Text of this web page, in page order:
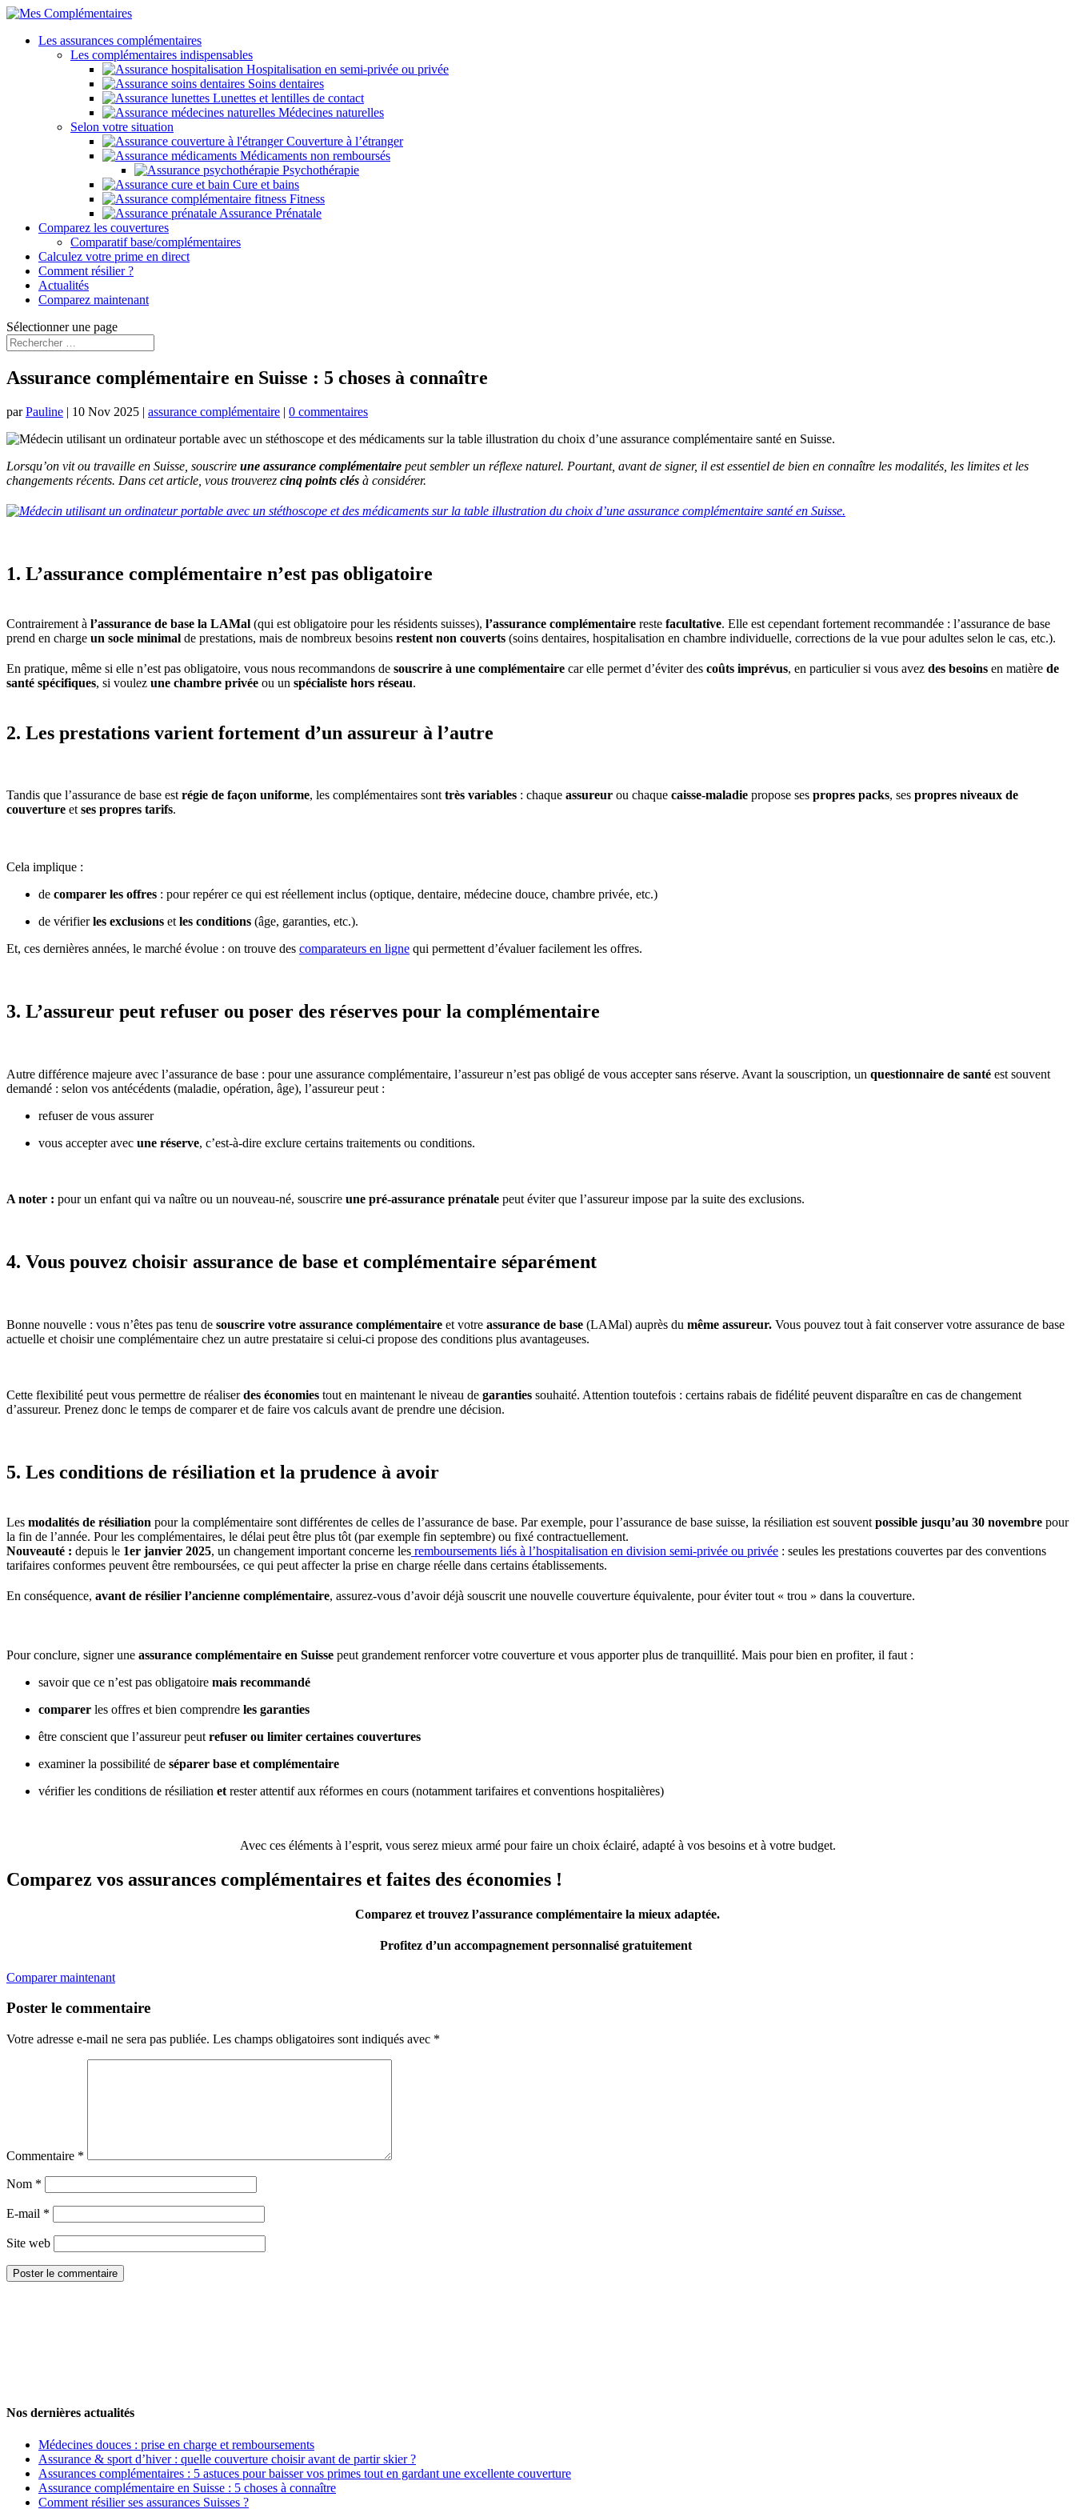
Les assurances complémentaires
Les complémentaires indispensables
Hospitalisation en semi-privée ou privée
Soins dentaires
Lunettes et lentilles de contact
Médecines naturelles
Selon votre situation
Couverture à l’étranger
Médicaments non remboursés
Psychothérapie
Cure et bains
Fitness
Assurance Prénatale
Comparez les couvertures
Comparatif base/complémentaires
Calculez votre prime en direct
Comment résilier ?
Actualités
Comparez maintenant
Sélectionner une page
Assurance complémentaire en Suisse : 5 choses à connaître
parPauline | 10 Nov 2025 | assurance complémentaire | 0 commentaires
Lorsqu’on vit ou travaille en Suisse, souscrire une assurance complémentaire peut sembler un réflexe naturel. Pourtant, avant de signer, il est essentiel de bien en connaître les modalités, les limites et les
changements récents. Dans cet article, vous trouverez cinq points clés à considérer.
1. L’assurance complémentaire n’est pas obligatoire
Contrairement à l’assurance de base la LAMal (qui est obligatoire pour les résidents suisses), l’assurance complémentaire reste facultative. Elle est cependant fortement recommandée : l’assurance de base
prend en charge un socle minimal de prestations, mais de nombreux besoins restent non couverts (soins dentaires, hospitalisation en chambre individuelle, corrections de la vue pour adultes selon le cas, etc.).
En pratique, même si elle n’est pas obligatoire, vous nous recommandons de souscrire à une complémentaire car elle permet d’éviter des coûts imprévus, en particulier si vous avez des besoins en matière de
santé spécifiques, si voulez une chambre privée ou un spécialiste hors réseau.
2. Les prestations varient fortement d’un assureur à l’autre
Tandis que l’assurance de base estrégie de façon uniforme, les complémentaires sonttrès variables : chaque assureur ou chaque caisse-maladie propose ses propres packs, ses propres niveaux de
couverture etses propres tarifs.
Cela implique :
de comparer les offres : pour repérer ce qui est réellement inclus (optique, dentaire, médecine douce, chambre privée, etc.)
de vérifierles exclusions etles conditions (âge, garanties, etc.).
Et, ces dernières années, le marché évolue : on trouve des comparateurs en ligne qui permettent d’évaluer facilement les offres.
3. L’assureur peut refuser ou poser des réserves pour la complémentaire
Autre différence majeure avec l’assurance de base : pour une assurance complémentaire, l’assureur n’est pas obligé de vous accepter sans réserve. Avant la souscription, un questionnaire de santé est souvent
demandé : selon vos antécédents (maladie, opération, âge), l’assureur peut :
refuser de vous assurer
vous accepter avec une réserve, c’est-à-dire exclure certains traitements ou conditions.
A noter : pour un enfant qui va naître ou un nouveau-né, souscrire une pré-assurance prénatale peut éviter que l’assureur impose par la suite des exclusions.
4. Vous pouvez choisir assurance de base et complémentaire séparément
Bonne nouvelle : vous n’êtes pas tenu de souscrire votre assurance complémentaire et votre assurance de base (LAMal) auprès du même assureur. Vous pouvez tout à fait conserver votre assurance de base
actuelle et choisir une complémentaire chez un autre prestataire si celui-ci propose des conditions plus avantageuses.
Cette flexibilité peut vous permettre de réaliserdes économies tout en maintenant le niveau de garanties souhaité. Attention toutefois : certains rabais de fidélité peuvent disparaître en cas de changement
d’assureur. Prenez donc le temps de comparer et de faire vos calculs avant de prendre une décision.
5. Les conditions de résiliation et la prudence à avoir
Les modalités de résiliation pour la complémentaire sont différentes de celles de l’assurance de base. Par exemple, pour l’assurance de base suisse, la résiliation est souvent possible jusqu’au 30 novembre pour
la fin de l’année. Pour les complémentaires, le délai peut être plus tôt (par exemple fin septembre) ou fixé contractuellement.
Nouveauté : depuis le 1er janvier 2025, un changement important concerne les remboursements liés à l’hospitalisation en division semi-privée ou privée : seules les prestations couvertes par des conventions
tarifaires conformes peuvent être remboursées, ce qui peut affecter la prise en charge réelle dans certains établissements.
En conséquence, avant de résilier l’ancienne complémentaire, assurez-vous d’avoir déjà souscrit une nouvelle couverture équivalente, pour éviter tout « trou » dans la couverture.
Pour conclure, signer une assurance complémentaire en Suisse peut grandement renforcer votre couverture et vous apporter plus de tranquillité. Mais pour bien en profiter, il faut :
savoir que ce n’est pas obligatoire mais recommandé
comparer les offres et bien comprendre les garanties
être conscient que l’assureur peut refuser ou limiter certaines couvertures
examiner la possibilité de séparer base et complémentaire
vérifier les conditions de résiliation et rester attentif aux réformes en cours (notamment tarifaires et conventions hospitalières)
Avec ces éléments à l’esprit, vous serez mieux armé pour faire un choix éclairé, adapté à vos besoins et à votre budget.
Comparez vos assurances complémentaires et faites des économies !
Comparez et trouvez l’assurance complémentaire la mieux adaptée.
Profitez d’un accompagnement personnalisé gratuitement
Comparer maintenant
Poster le commentaire
Votre adresse e-mail ne sera pas publiée. Les champs obligatoires sont indiqués avec *
Commentaire *
Nom *
E-mail *
Site web
Nos dernières actualités
Médecines douces : prise en charge et remboursements
Assurance & sport d’hiver : quelle couverture choisir avant de partir skier ?
Assurances complémentaires : 5 astuces pour baisser vos primes tout en gardant une excellente couverture
Assurance complémentaire en Suisse : 5 choses à connaître
Comment résilier ses assurances Suisses ?